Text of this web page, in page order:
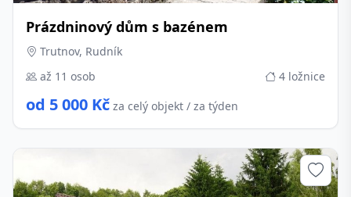
Prázdninový dům s bazénem
Trutnov, Rudník
až 11 osob
4 ložnice
od 5 000 Kč za celý objekt / za týden